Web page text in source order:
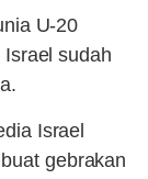
U-20
sudah
Israel
gebrakan